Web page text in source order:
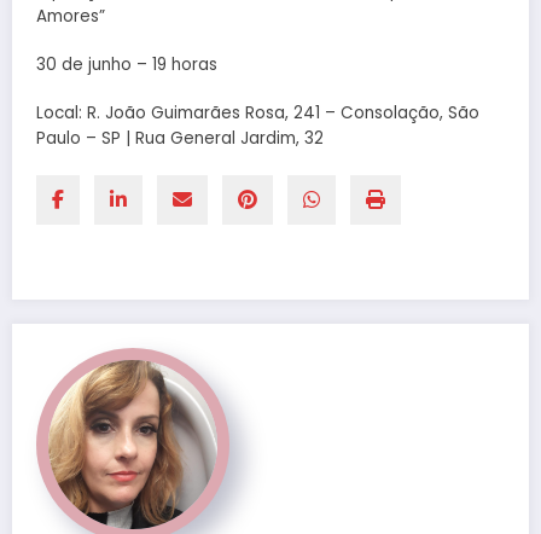
Amores”
30 de junho – 19 horas
Local: R. João Guimarães Rosa, 241 – Consolação, São
Paulo – SP | Rua General Jardim, 32